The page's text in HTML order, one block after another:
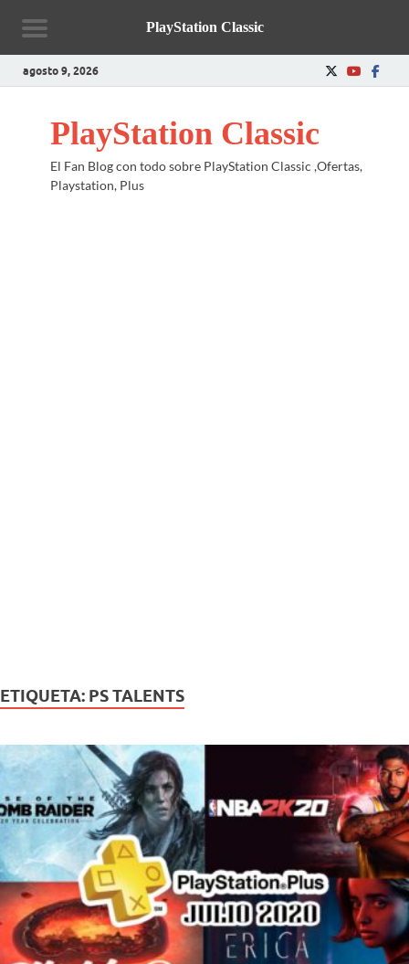
agosto 9, 2026
PlayStation Classic
El Fan Blog con todo sobre PlayStation Classic ,Ofertas,
Playstation, Plus
ETIQUETA: PS TALENTS
PlayStation Classic